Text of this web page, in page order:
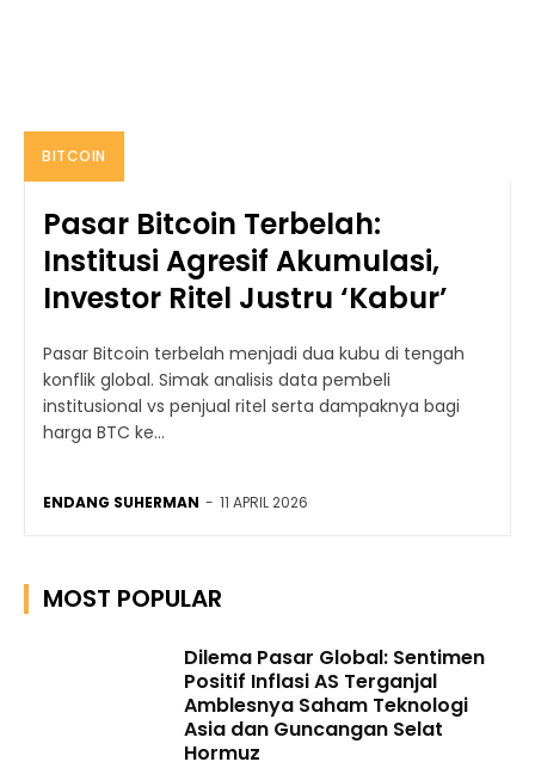
BITCOIN
Pasar Bitcoin Terbelah:
Institusi Agresif Akumulasi,
Investor Ritel Justru ‘Kabur’
Pasar Bitcoin terbelah menjadi dua kubu di tengah
konflik global. Simak analisis data pembeli
institusional vs penjual ritel serta dampaknya bagi
harga BTC ke...
ENDANG SUHERMAN - 11 APRIL 2026
MOST POPULAR
Dilema Pasar Global: Sentimen
Positif Inflasi AS Terganjal
Amblesnya Saham Teknologi
Asia dan Guncangan Selat
Hormuz